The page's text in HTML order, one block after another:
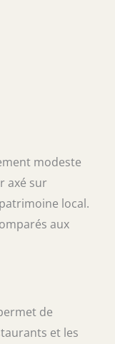
modeste
axé sur
local.
aux
de
et les